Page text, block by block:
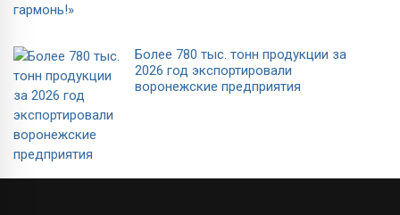
Более 780 тыс. тонн продукции за
2026 год экспортировали
воронежские предприятия